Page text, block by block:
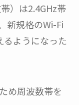
）は2.4GHz帯
新規格のWi-Fi
るようになった
め周波数帯を